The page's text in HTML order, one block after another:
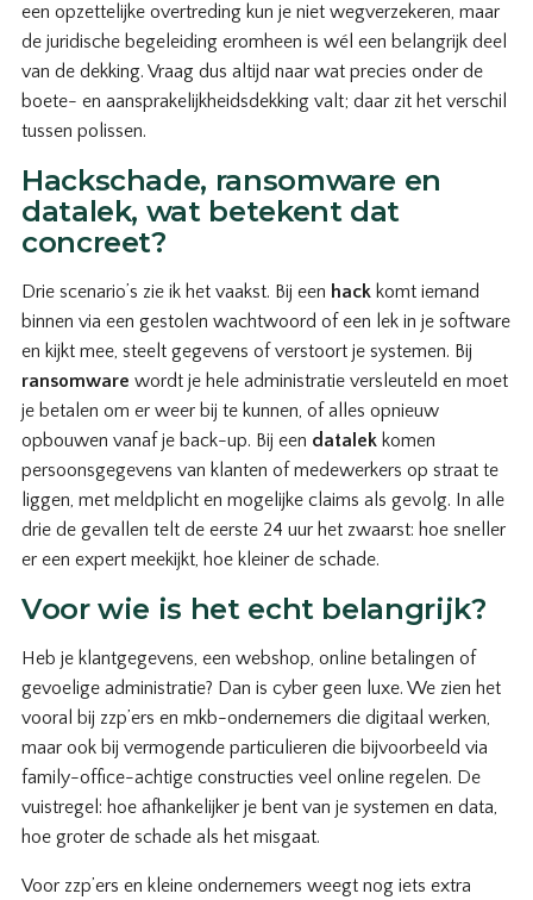
een opzettelijke overtreding kun je niet wegverzekeren, maar
de juridische begeleiding eromheen is wél een belangrijk deel
van de dekking. Vraag dus altijd naar wat precies onder de
boete- en aansprakelijkheidsdekking valt; daar zit het verschil
tussen polissen.
Hackschade, ransomware en
datalek, wat betekent dat
concreet?
Drie scenario’s zie ik het vaakst. Bij een hack komt iemand
binnen via een gestolen wachtwoord of een lek in je software
en kijkt mee, steelt gegevens of verstoort je systemen. Bij
ransomware wordt je hele administratie versleuteld en moet
je betalen om er weer bij te kunnen, of alles opnieuw
opbouwen vanaf je back-up. Bij een datalek komen
persoonsgegevens van klanten of medewerkers op straat te
liggen, met meldplicht en mogelijke claims als gevolg. In alle
drie de gevallen telt de eerste 24 uur het zwaarst: hoe sneller
er een expert meekijkt, hoe kleiner de schade.
Voor wie is het echt belangrijk?
Heb je klantgegevens, een webshop, online betalingen of
gevoelige administratie? Dan is cyber geen luxe. We zien het
vooral bij zzp’ers en mkb-ondernemers die digitaal werken,
maar ook bij vermogende particulieren die bijvoorbeeld via
family-office-achtige constructies veel online regelen. De
vuistregel: hoe afhankelijker je bent van je systemen en data,
hoe groter de schade als het misgaat.
Voor zzp’ers en kleine ondernemers weegt nog iets extra